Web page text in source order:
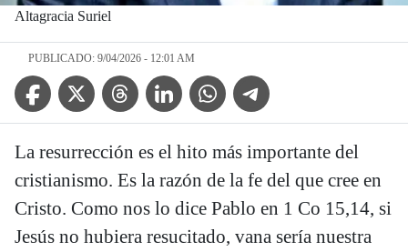
Altagracia Suriel
PUBLICADO: 9/04/2026 - 12:01 AM
Facebook IconTwitter IconThreads IconLinkedin IconWhatsApp IconTelegram Icon
La resurrección es el hito más importante del
cristianismo. Es la razón de la fe del que cree en
Cristo. Como nos lo dice Pablo en 1 Co 15,14, si
Jesús no hubiera resucitado, vana sería nuestra